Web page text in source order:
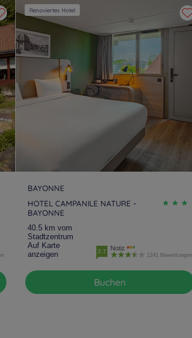
Renoviertes Hotel
BAYONNE
HOTEL CAMPANILE NATURE -
BAYONNE
40.5 km vom
Stadtzentrum
Auf Karte
anzeigen
3.7 Notiz
1241 Bewertungen
Buchen